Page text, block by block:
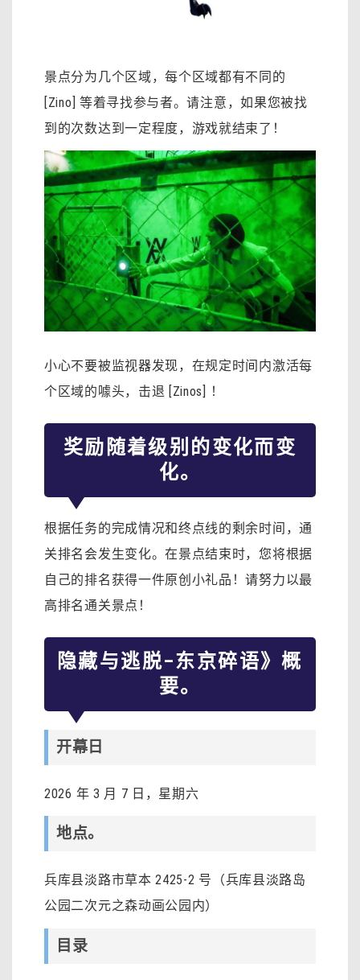
景点分为几个区域，每个区域都有不同的
[Zino] 等着寻找参与者。请注意，如果您被找
到的次数达到一定程度，游戏就结束了！
小心不要被监视器发现，在规定时间内激活每
个区域的噱头，击退 [Zinos] ！
奖励随着级别的变化而变
化。
根据任务的完成情况和终点线的剩余时间，通
关排名会发生变化。在景点结束时，您将根据
自己的排名获得一件原创小礼品！请努力以最
高排名通关景点！
隐藏与逃脱–东京碎语》概
要。
开幕日
2026 年 3 月 7 日，星期六
地点。
兵库县淡路市草本 2425-2 号（兵库县淡路岛
公园二次元之森动画公园内）
目录